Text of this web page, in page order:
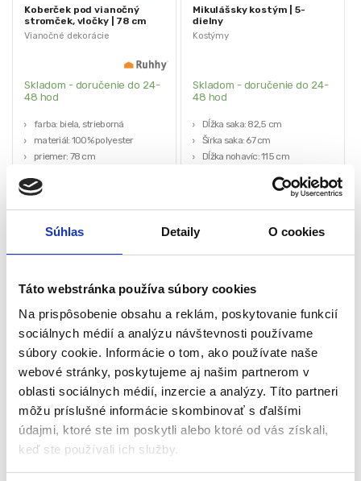
Súhlas Detaily O cookies
Táto webstránka používa súbory cookies
Na prispôsobenie obsahu a reklám, poskytovanie funkcií
sociálnych médií a analýzu návštevnosti používame
súbory cookie. Informácie o tom, ako používate naše
webové stránky, poskytujeme aj našim partnerom v
oblasti sociálnych médií, inzercie a analýzy. Títo partneri
môžu príslušné informácie skombinovať s ďalšími
údajmi, ktoré ste im poskytli alebo ktoré od vás získali,
keď ste používali ich služby.
Vianočné dekorácie
Koberček pod vianočný
stromček, vločky | 78 cm
Skladom - doručenie do 24-
48 hod
farba: biela, strieborná
materiál: 100% polyester
priemer: 78 cm
8,94€bez DPH)
★★★★★
Kostýmy
Mikulášsky kostým | 5-
dielny
Skladom - doručenie do 24-
48 hod
Dĺžka saka: 82,5 cm
Šírka saka: 67 cm
Dĺžka nohavíc: 115 cm
Klobúk: 30 x 43 cm
(7,32
★★★★★
- 41%
Umelý vianočný stromček s
- 43%
Vianočné osvetlenie, 15m,